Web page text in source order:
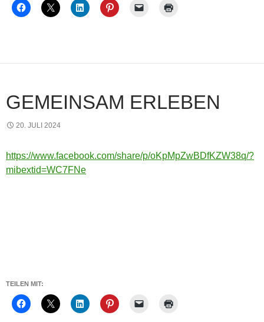
GEMEINSAM ERLEBEN
20. JULI 2024
https://www.facebook.com/share/p/oKpMpZwBDfKZW38q/?
mibextid=WC7FNe
TEILEN MIT: